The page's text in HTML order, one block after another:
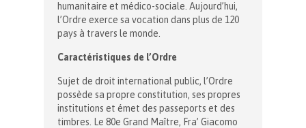
humanitaire et médico-sociale. Aujourd’hui,
l’Ordre exerce sa vocation dans plus de 120
pays à travers le monde.
Caractéristiques de l’Ordre
Sujet de droit international public, l’Ordre
possède sa propre constitution, ses propres
institutions et émet des passeports et des
timbres. Le 80e Grand Maître, Fra’ Giacomo